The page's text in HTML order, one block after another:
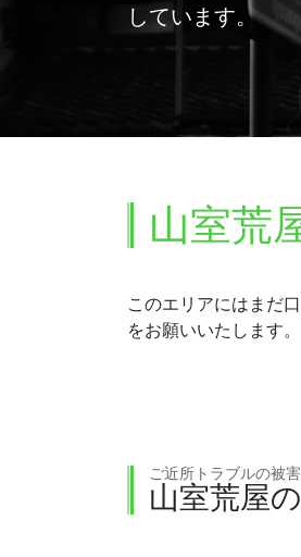
しています。
山室荒
このエリアにはまだ
をお願いいたします。
ご近所トラブルの被
山室荒屋